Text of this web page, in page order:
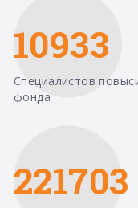
10933
Специалистов
фонда
221703